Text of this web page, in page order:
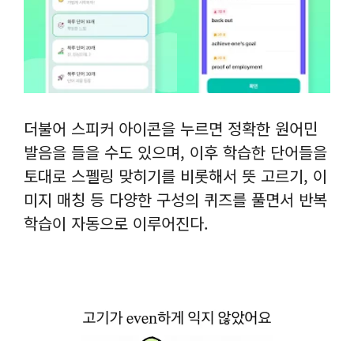
더불어 스피커 아이콘을 누르면 정확한 원어민
발음을 들을 수도 있으며, 이후 학습한 단어들을
토대로 스펠링 맞히기를 비롯해서 뜻 고르기, 이
미지 매칭 등 다양한 구성의 퀴즈를 풀면서 반복
학습이 자동으로 이루어진다.